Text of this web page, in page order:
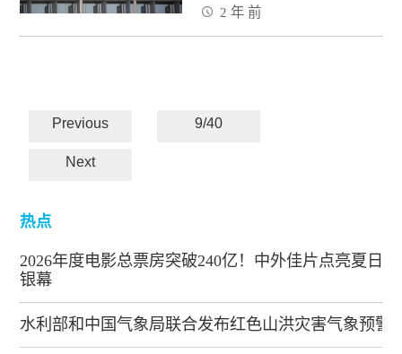
2 年 前
Previous 9/40
Next
热点
2026年度电影总票房突破240亿！中外佳片点亮夏日
银幕
水利部和中国气象局联合发布红色山洪灾害气象预警